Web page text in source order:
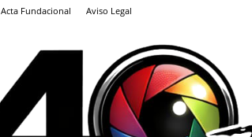
Acta Fundacional Aviso Legal